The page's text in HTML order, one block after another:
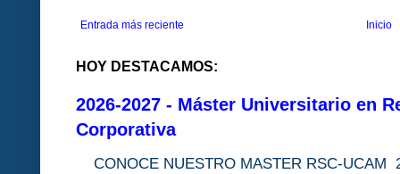
Entrada más reciente Inicio
HOY DESTACAMOS:
2026-2027 - Máster Universitario en
Corporativa
CONOCE NUESTRO MASTER